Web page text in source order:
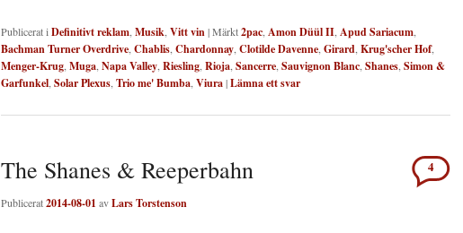
Publicerat i Definitivt reklam Musik Vitt vin|Märkt2pac Amon Düül II Apud Sariacum
Bachman Turner Overdrive Chablis Chardonnay Clotilde Davenne Girard Krug'scher Hof,
Menger-Krug Muga Napa Valley Riesling Rioja Sancerre Sauvignon Blanc Shanes Simon &
Garfunkel Solar Plexus Trio me' Bumba Viura|Lämna ett svar
The Shanes & Reeperbahn
Publicerat2014-08-01 avLars Torstenson
4